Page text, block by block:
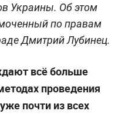
Украины. Об этом
по правам
Дмитрий Лубинец.
всё больше
проведения
почти из всех